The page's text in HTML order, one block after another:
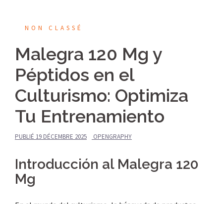
NON CLASSÉ
Malegra 120 Mg y
Péptidos en el
Culturismo: Optimiza
Tu Entrenamiento
PUBLIÉ 19 DÉCEMBRE 2025 OPENGRAPHY
Introducción al Malegra 120
Mg